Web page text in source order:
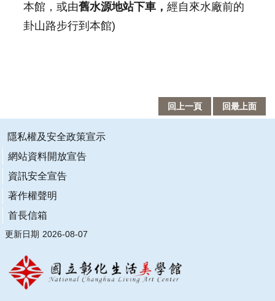
本館，或由舊水源地站下車， 經自來水廠前的
卦山路步行到本館)
回上一頁 回最上面
隱私權及安全政策宣示
網站資料開放宣告
資訊安全宣告
著作權聲明
首長信箱
更新日期 2026-08-07